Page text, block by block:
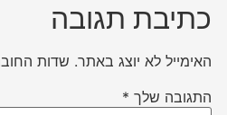
כתיבת תגובה
האימייל לא יוצג באתר. שדות
התגובה שלך *